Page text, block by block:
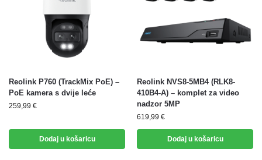
Reolink P760 (TrackMix PoE) –
PoE kamera s dvije leće
259,99 €
Dodaj u košaricu
Reolink NVS8-5MB4 (RLK8-
410B4-A) – komplet za video
nadzor 5MP
619,99 €
Dodaj u košaricu